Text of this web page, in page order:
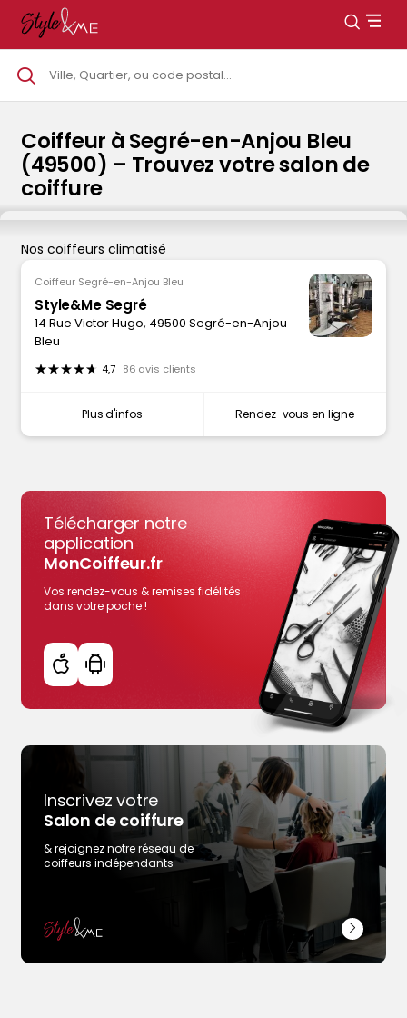
Coiffeur à Segré-en-Anjou Bleu
(49500) – Trouvez votre salon de
coiffure
Nos coiffeurs climatisé
Coiffeur Segré-en-Anjou Bleu
Style&Me Segré
14 Rue Victor Hugo, 49500 Segré-en-Anjou
Bleu
4,7 86 avis clients
Plus d'infos Rendez-vous en ligne
Télécharger notre
application
MonCoiffeur.fr
Vos rendez-vous & remises fidélités
dans votre poche !
Inscrivez votre
Salon de coiffure
& rejoignez notre réseau de
coiffeurs indépendants